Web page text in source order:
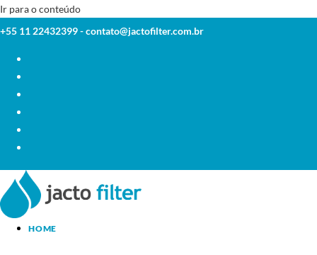
Ir para o conteúdo
+55 11 22432399 -contato@jactofilter.com.br
HOME